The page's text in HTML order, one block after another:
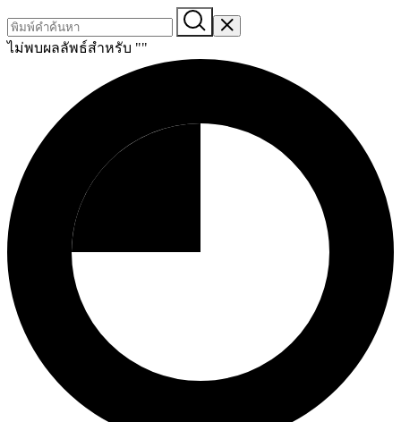
ไม่พบผลลัพธ์สำหรับ ""